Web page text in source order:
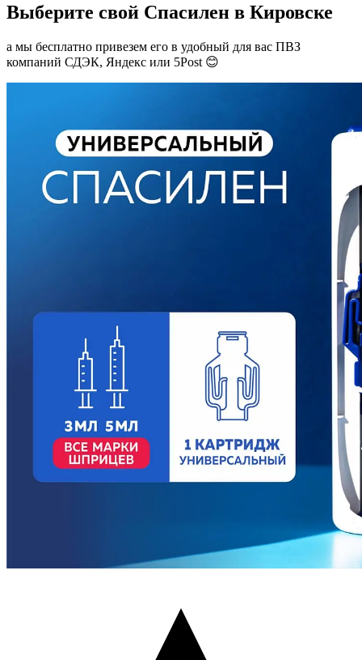
Выберите свой Спасилен в Кировске
а мы бесплатно привезем его в удобный для вас ПВЗ
компаний СДЭК, Яндекс или 5Post 😊